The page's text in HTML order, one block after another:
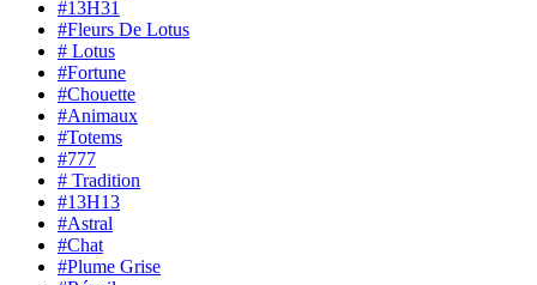
#13H31
#Fleurs De Lotus
# Lotus
#Fortune
#Chouette
#Animaux
#Totems
#777
# Tradition
#13H13
#Astral
#Chat
#Plume Grise